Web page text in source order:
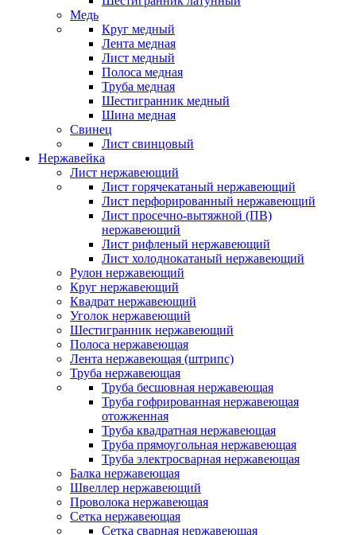
Медь
Круг медный
Лента медная
Лист медный
Полоса медная
Труба медная
Шестигранник медный
Шина медная
Свинец
Лист свинцовый
Нержавейка
Лист нержавеющий
Лист горячекатаный нержавеющий
Лист перфорированный нержавеющий
Лист просечно-вытяжной (ПВ)
нержавеющий
Лист рифленый нержавеющий
Лист холоднокатаный нержавеющий
Рулон нержавеющий
Круг нержавеющий
Квадрат нержавеющий
Уголок нержавеющий
Шестигранник нержавеющий
Полоса нержавеющая
Лента нержавеющая (штрипс)
Труба нержавеющая
Труба бесшовная нержавеющая
Труба гофрированная нержавеющая
отожженная
Труба квадратная нержавеющая
Труба прямоугольная нержавеющая
Труба электросварная нержавеющая
Балка нержавеющая
Швеллер нержавеющий
Проволока нержавеющая
Сетка нержавеющая
Сетка сварная нержавеющая